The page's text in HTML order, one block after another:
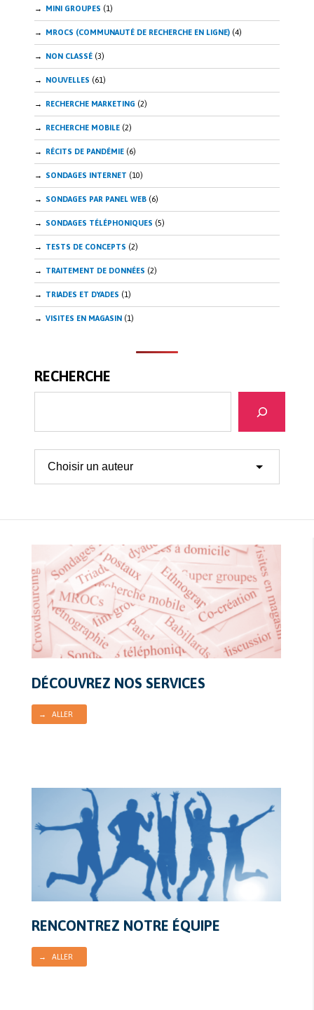
MINI GROUPES (1)
MROCS (COMMUNAUTÉ DE RECHERCHE EN LIGNE) (4)
NON CLASSÉ (3)
NOUVELLES (61)
RECHERCHE MARKETING (2)
RECHERCHE MOBILE (2)
RÉCITS DE PANDÉMIE (6)
SONDAGES INTERNET (10)
SONDAGES PAR PANEL WEB (6)
SONDAGES TÉLÉPHONIQUES (5)
TESTS DE CONCEPTS (2)
TRAITEMENT DE DONNÉES (2)
TRIADES ET DYADES (1)
VISITES EN MAGASIN (1)
RECHERCHE
DÉCOUVREZ NOS SERVICES
→ ALLER
RENCONTREZ NOTRE ÉQUIPE
→ ALLER